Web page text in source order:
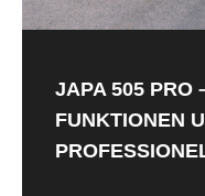
JAPA 505 PRO
FUNKTIONEN